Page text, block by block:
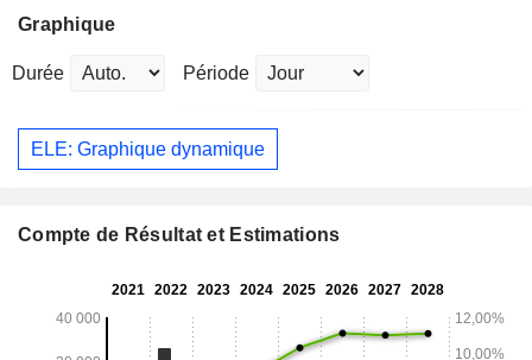
Graphique
Durée Période
ELE: Graphique dynamique
Compte de Résultat et Estimations